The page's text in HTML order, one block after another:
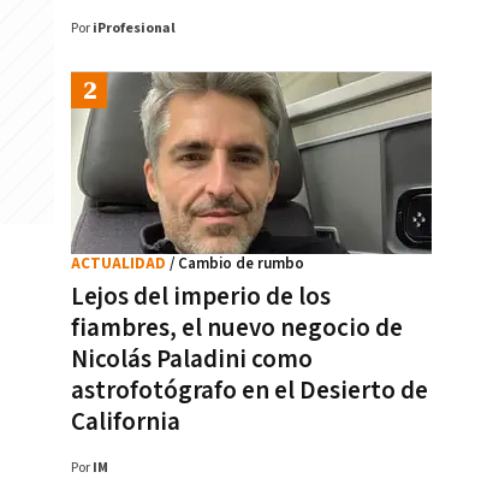
Por iProfesional
Lejos del imperio de los
fiambres, el nuevo negocio de
Nicolás Paladini como
astrofotógrafo en el Desierto de
California
ACTUALIDAD / Cambio de rumbo
Por IM